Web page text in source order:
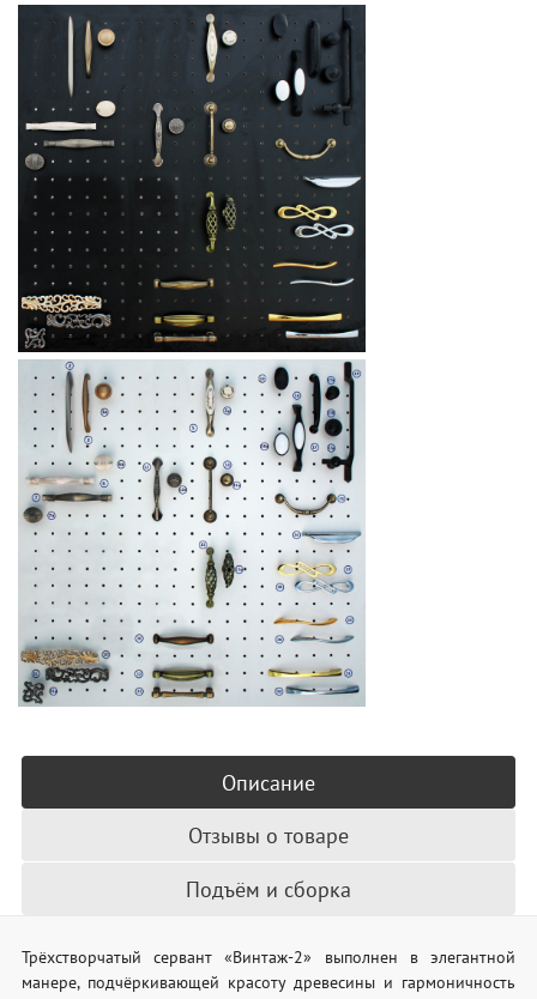
Описание
Отзывы о товаре
Подъём и сборка
Трёхстворчатый сервант «Винтаж-2» выполнен в элегантной
манере, подчёркивающей красоту древесины и гармоничность